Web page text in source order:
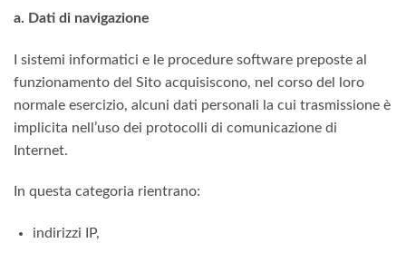
a. Dati di navigazione
I sistemi informatici e le procedure software preposte al
funzionamento del Sito acquisiscono, nel corso del loro
normale esercizio, alcuni dati personali la cui trasmissione è
implicita nell’uso dei protocolli di comunicazione di
Internet.
In questa categoria rientrano:
indirizzi IP,